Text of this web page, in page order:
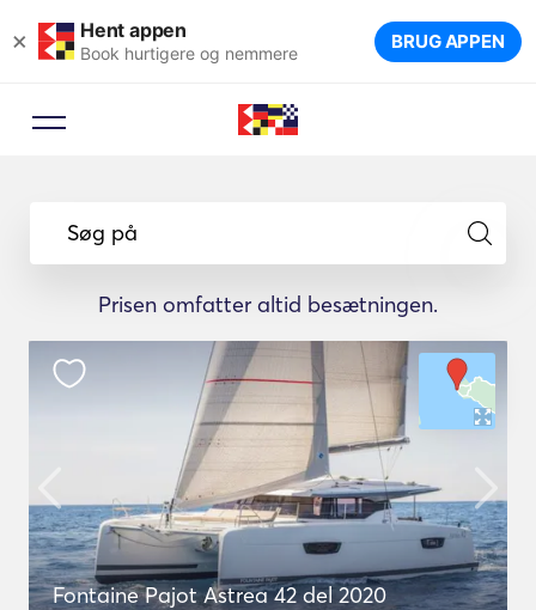
× Hent appen
Book hurtigere og nemmere BRUG APPEN
Søg på
Prisen omfatter altid besætningen.
Fontaine Pajot Astrea 42 del 2020